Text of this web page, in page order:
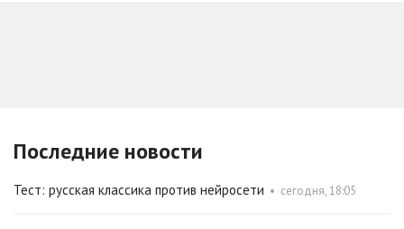
Последние новости
Тест: русская классика против нейросети • сегодня, 18:05